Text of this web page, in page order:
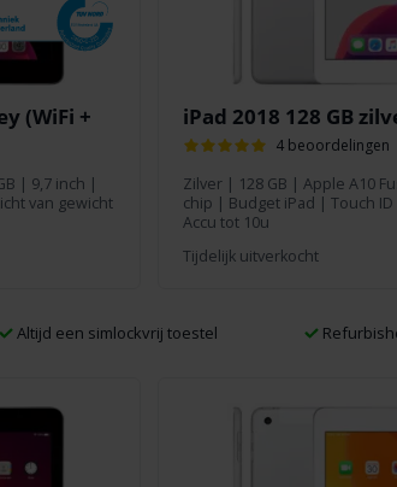
(WiFi +
9,7 inch
van gewicht
iPad 2018 128 GB
4 beoordelingen
Zilver| 128 GB Apple A10
chip | Budget iPad | Touch ID
Accu tot 10u
Tijdelijk uitverkocht
Altijd een simlockvrij toestel